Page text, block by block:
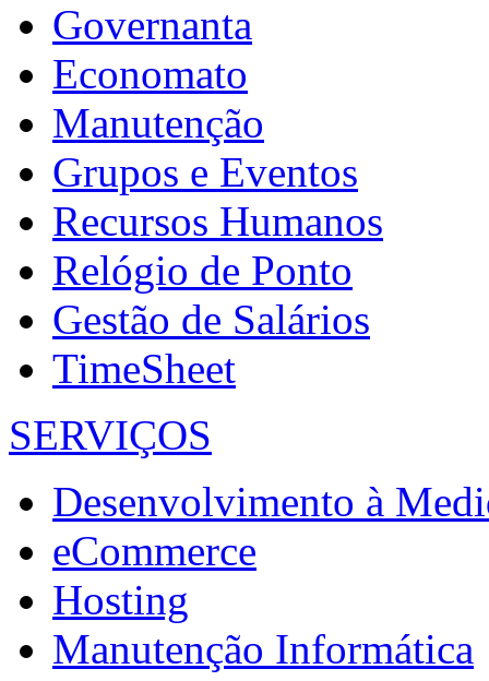
Governanta
Economato
Manutenção
Grupos e Eventos
Recursos Humanos
Relógio de Ponto
Gestão de Salários
TimeSheet
SERVIÇOS
Desenvolvimento à
eCommerce
Hosting
Manutenção Informática